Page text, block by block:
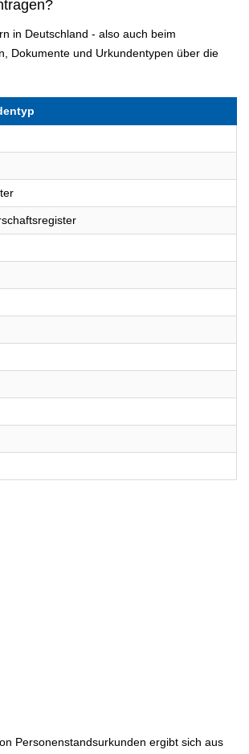
in Deutschland - also auch beim
Dokumente und Urkundentypen über die
Personenstandsurkunden ergibt sich aus